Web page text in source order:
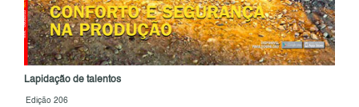
Lapidação de talentos
Edição 206